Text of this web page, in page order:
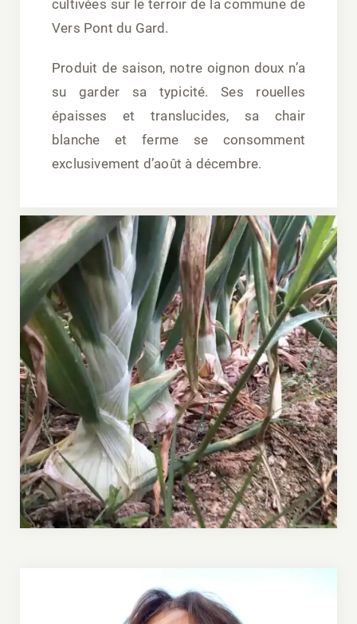
cultivées sur le terroir de la commune de
Vers Pont du Gard.
Produit de saison, notre oignon doux n’a
su garder sa typicité. Ses rouelles
épaisses et translucides, sa chair
blanche et ferme se consomment
exclusivement d’août à décembre.